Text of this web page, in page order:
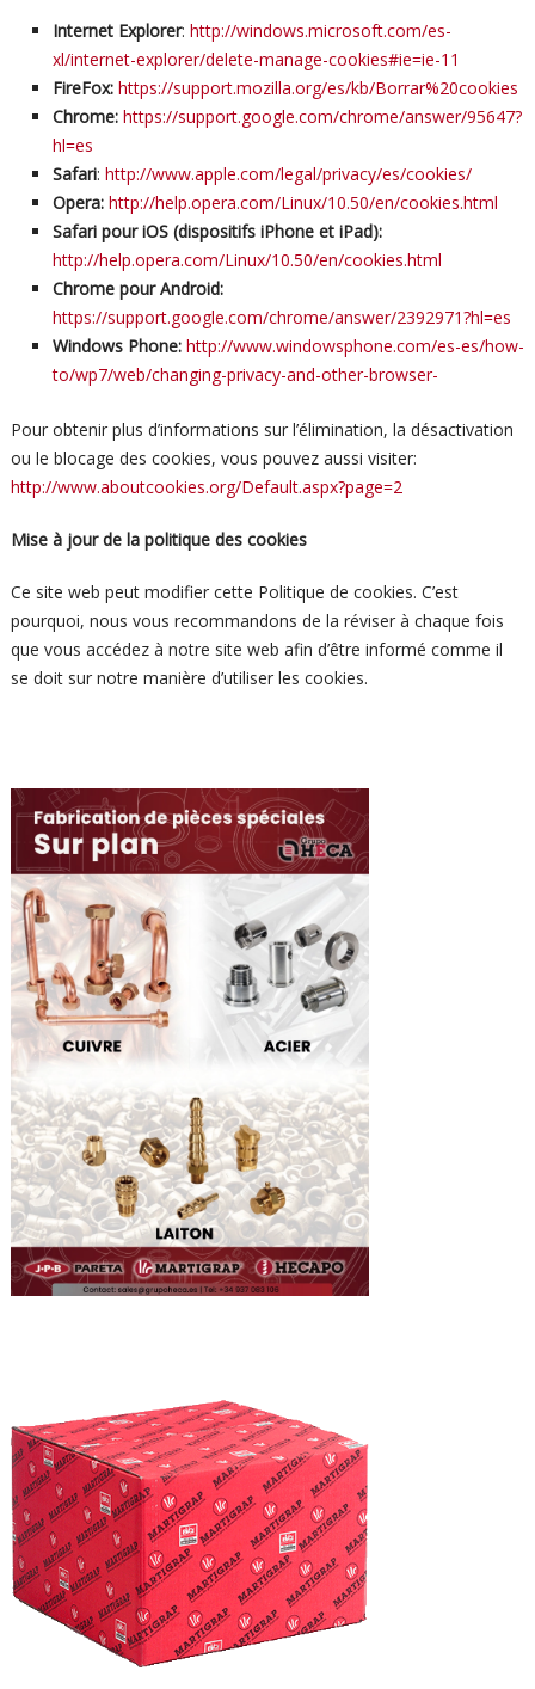
Internet Explorer: http://windows.microsoft.com/es-
xl/internet-explorer/delete-manage-cookies#ie=ie-11
FireFox: https://support.mozilla.org/es/kb/Borrar%20cookies
Chrome: https://support.google.com/chrome/answer/95647?
hl=es
Safari: http://www.apple.com/legal/privacy/es/cookies/
Opera: http://help.opera.com/Linux/10.50/en/cookies.html
Safari pour iOS (dispositifs iPhone et iPad):
http://help.opera.com/Linux/10.50/en/cookies.html
Chrome pour Android:
https://support.google.com/chrome/answer/2392971?hl=es
Windows Phone: http://www.windowsphone.com/es-es/how-
to/wp7/web/changing-privacy-and-other-browser-
Pour obtenir plus d’informations sur l’élimination, la désactivation
ou le blocage des cookies, vous pouvez aussi visiter:
http://www.aboutcookies.org/Default.aspx?page=2
Mise à jour de la politique des cookies
Ce site web peut modifier cette Politique de cookies. C’est
pourquoi, nous vous recommandons de la réviser à chaque fois
que vous accédez à notre site web afin d’être informé comme il
se doit sur notre manière d’utiliser les cookies.